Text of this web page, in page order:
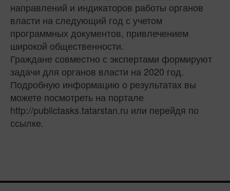
направлений и индикаторов работы органов
власти на следующий год с учетом
программных документов, привлечением
широкой общественности.
Граждане совместно с экспертами формируют
задачи для органов власти на 2020 год.
Подробную информацию о результатах вы
можете посмотреть на портале
http://publictasks.tatarstan.ru или перейдя по
ссылке.